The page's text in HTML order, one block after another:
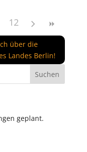
12
über die
Landes Berlin!
geplant.